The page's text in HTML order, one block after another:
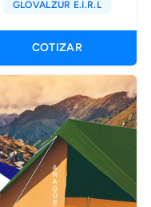
GLOVALZUR E.I.R.L
COTIZAR